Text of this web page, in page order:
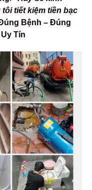
tiết kiệm tiền bạc
Bệnh – Đúng
Tín